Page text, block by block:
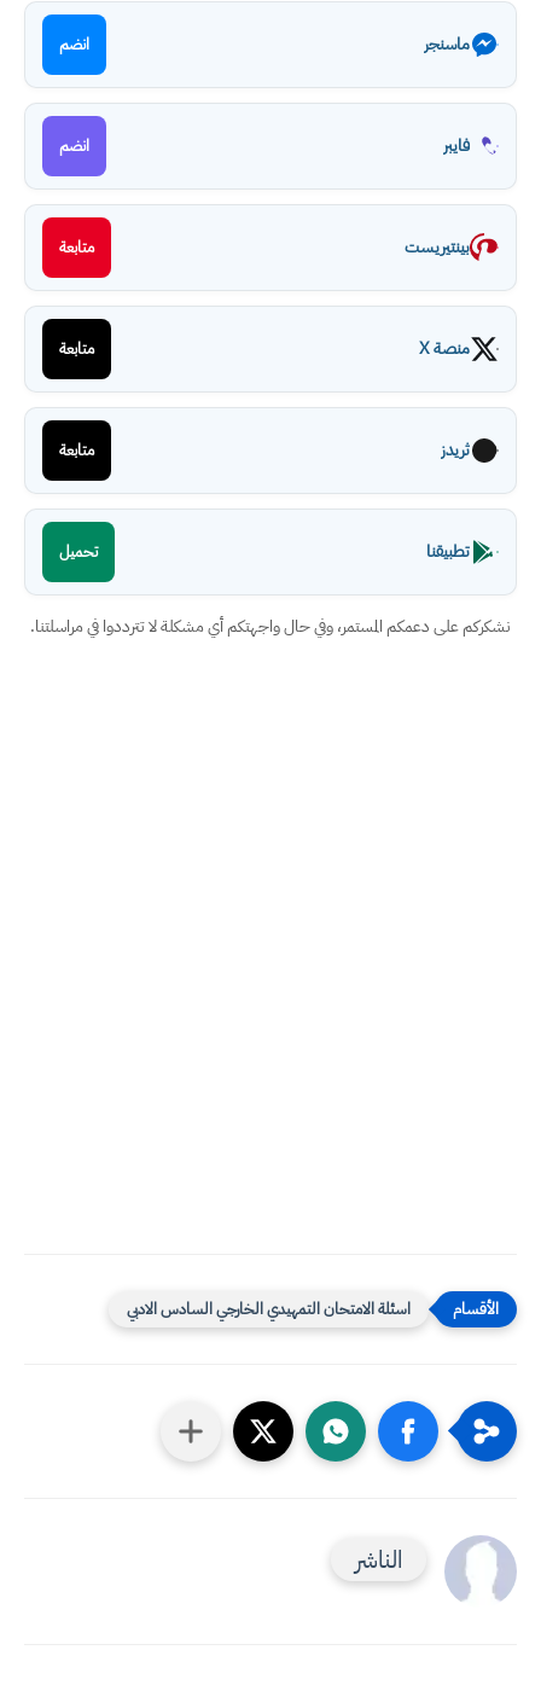
ماسنجر انضم
فايبر انضم
بينتيريست متابعة
منصة X متابعة
ثريدز متابعة
تطبيقنا تحميل
نشكركم على دعمكم المستمر، وفي حال واجهتكم أي مشكلة لا تترددوا في مراسلتنا.
اسئلة الامتحان التمهيدي الخارجي السادس الادبي
الناشر